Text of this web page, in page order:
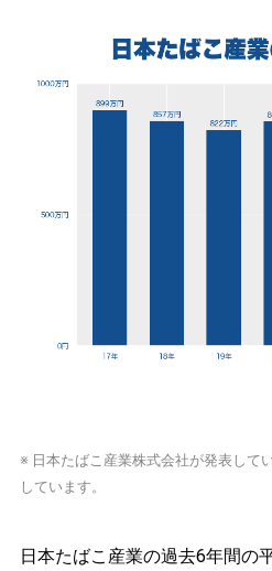
※ 日本たばこ産業株式会社が発表して
しています。
日本たばこ産業の過去6年間の